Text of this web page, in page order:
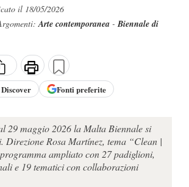
il 18/05/2026
Arte contemporanea-Biennale di
Discover Fonti preferite
29 maggio 2026 la Malta Biennale si
Direzione Rosa Martínez, tema “Clean |
ampliato con 27 padiglioni,
e 19 tematici con collaborazioni